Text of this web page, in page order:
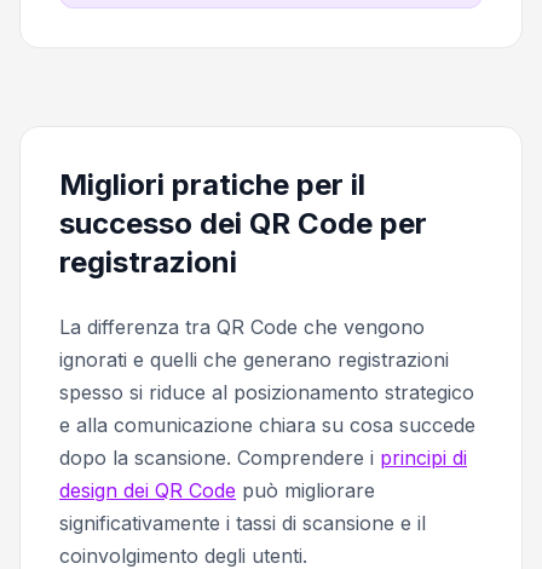
Migliori pratiche per il
successo dei QR Code per
registrazioni
La differenza tra QR Code che vengono
ignorati e quelli che generano registrazioni
spesso si riduce al posizionamento strategico
e alla comunicazione chiara su cosa succede
dopo la scansione. Comprendere i principi di
design dei QR Code può migliorare
significativamente i tassi di scansione e il
coinvolgimento degli utenti.